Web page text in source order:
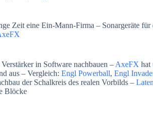
Zeit eine Ein-Mann-Firma – Sonargeräte
in Software nachbauen – AxeFX hat
aus – Vergleich: Engl Powerball, Engl
der Schalkreis des realen Vorbilds –
Blöcke